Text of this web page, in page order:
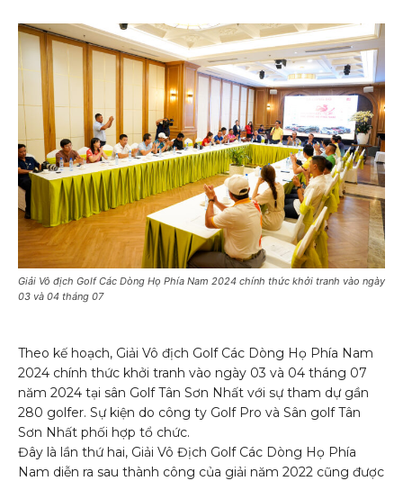
Giải Vô địch Golf Các Dòng Họ Phía Nam 2024 chính thức khởi tranh vào ngày
03 và 04 tháng 07
Theo kế hoạch, Giải Vô địch Golf Các Dòng Họ Phía Nam
2024 chính thức khởi tranh vào ngày 03 và 04 tháng 07
năm 2024 tại sân Golf Tân Sơn Nhất với sự tham dự gần
280 golfer. Sự kiện do công ty Golf Pro và Sân golf Tân
Sơn Nhất phối hợp tổ chức.
Đây là lần thứ hai, Giải Vô Địch Golf Các Dòng Họ Phía
Nam diễn ra sau thành công của giải năm 2022 cũng được